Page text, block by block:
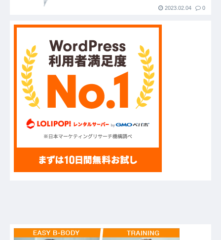
ハードオフに売っていた4万4000円のフィギュア
がヤバすぎるｗｗｗｗｗｗ「こんな高いの？ｗ
ｗ」「逆に超安い」
【GIF】JSのカンチョーワロタ
【衝撃】報酬100万円超の治験募集がこちらｗｗ
ｗｗｗ(※画像あり)
【愕然】白のクラウン俺氏、高速道路左車線を制
限速度で走った結果wwwwwwwwwwww
【悲報】佐藤輝明・・・２軍でも盛大にやらかす
←あまり悲しませないでくれ
2023.02.04 0